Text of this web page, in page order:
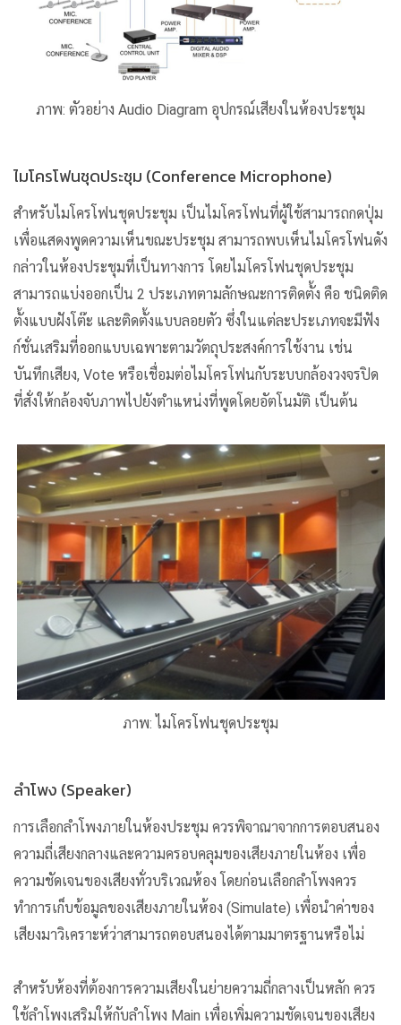
ภาพ: ตัวอย่าง Audio Diagram อุปกรณ์เสียงในห้องประชุม
ไมโครโฟนชุดประชุม (Conference Microphone)
สำหรับไมโครโฟนชุดประชุม เป็นไมโครโฟนที่ผู้ใช้สามารถกดปุ่ม
เพื่อแสดงพูดความเห็นขณะประชุม สามารถพบเห็นไมโครโฟนดัง
กล่าวในห้องประชุมที่เป็นทางการ โดยไมโครโฟนชุดประชุม
สามารถแบ่งออกเป็น 2 ประเภทตามลักษณะการติดตั้ง คือ ชนิดติด
ตั้งแบบฝังโต๊ะ และติดตั้งแบบลอยตัว ซึ่งในแต่ละประเภทจะมีฟัง
ก์ชั่นเสริมที่ออกแบบเฉพาะตามวัตถุประสงค์การใช้งาน เช่น
บันทึกเสียง, Vote หรือเชื่อมต่อไมโครโฟนกับระบบกล้องวงจรปิด
ที่สั่งให้กล้องจับภาพไปยังตำแหน่งที่พูดโดยอัตโนมัติ เป็นต้น
ภาพ: ไมโครโฟนชุดประชุม
ลำโพง (Speaker)
การเลือกลำโพงภายในห้องประชุม ควรพิจาณาจากการตอบสนอง
ความถี่เสียงกลางและความครอบคลุมของเสียงภายในห้อง เพื่อ
ความชัดเจนของเสียงทั่วบริเวณห้อง โดยก่อนเลือกลำโพงควร
ทำการเก็บข้อมูลของเสียงภายในห้อง (Simulate) เพื่อนำค่าของ
เสียงมาวิเคราะห์ว่าสามารถตอบสนองได้ตามมาตรฐานหรือไม่
สำหรับห้องที่ต้องการความเสียงในย่ายความถี่กลางเป็นหลัก ควร
ใช้ลำโพงเสริมให้กับลำโพง Main เพื่อเพิ่มความชัดเจนของเสียง